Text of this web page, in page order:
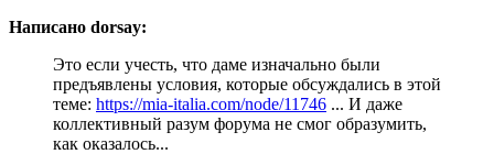
Написано dorsay:
Это если учесть, что даме изначально были
предъявлены условия, которые обсуждались в этой
теме: https://mia-italia.com/node/11746 ... И даже
коллективный разум форума не смог образумить,
как оказалось...